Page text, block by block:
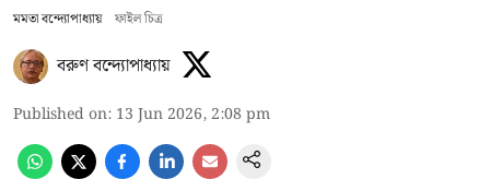
মমতা বন্দ্যোপাধ্যায় ফাইল চিত্র
বরুণ বন্দ্যোপাধ্যায়
Published on: 13 Jun 2026, 2:08 pm